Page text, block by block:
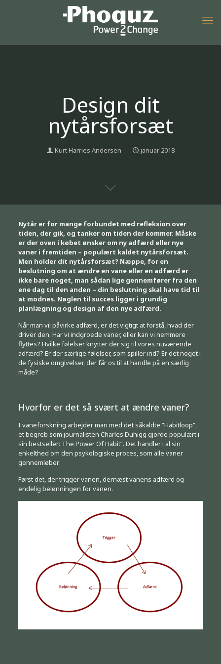
Design dit
nytårsforsæt
Kurt Harries Andersen januar 2018
Nytår er for mange forbundet med refleksion over
tiden, der gik, og tanker om tiden der kommer. Måske
er der oven i købet ønsker om ny adfærd eller nye
vaner i fremtiden – populært kaldet nytårsforsæt.
Men holder dit nytårsforsæt? Næppe, for en
beslutning om at ændre en vane eller en adfærd er
ikke bare noget, man sådan lige gennemfører fra den
ene dag til den anden – din beslutning skal have tid til
at modnes. Nøglen til succes ligger i grundig
planlægning og design af den nye adfærd.
Når man vil påvirke adfærd, er det vigtigt at forstå, hvad der
driver den. Har vi indgroede vaner, eller kan vi nemmere
flyttes? Hvilke følelser knytter der sig til vores nuværende
adfærd? Er der særlige følelser, som spiller ind? Er det noget i
de fysiske omgivelser, der får os til at handle på en særlig
måde?
Hvorfor er det så svært at ændre vaner?
I vaneforskning arbejder man med det såkaldte ”Habitloop”,
et begreb som journalisten Charles Duhigg gjorde populært i
sin bestseller: The Power Of Habit”. Det handler i al sin
enkelthed om den psykologiske proces, som alle vaner
gennemløber:
Først det, der trigger vanen, dernæst vanens adfærd og
endelig belønningen for vanen.